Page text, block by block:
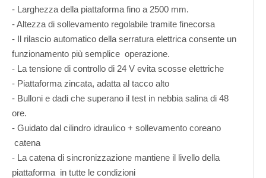
- Larghezza della piattaforma fino a 2500 mm.
- Altezza di sollevamento regolabile tramite finecorsa
- Il rilascio automatico della serratura elettrica consente un
funzionamento più semplice operazione.
- La tensione di controllo di 24 V evita scosse elettriche
- Piattaforma zincata, adatta al tacco alto
- Bulloni e dadi che superano il test in nebbia salina di 48
ore.
- Guidato dal cilindro idraulico + sollevamento coreano
catena
- La catena di sincronizzazione mantiene il livello della
piattaforma in tutte le condizioni